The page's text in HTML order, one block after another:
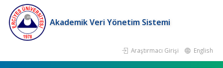
Akademik Veri Yönetim Sistemi
Araştırmacı Girişi English